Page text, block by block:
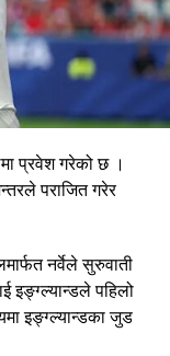
प्रवेश गरेको छ ।
पराजित गरेर
नर्वेले सुरुवाती
इङ्ग्ल्यान्डले पहिलो
इङ्ग्ल्यान्डका जुड